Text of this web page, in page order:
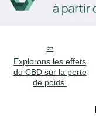
Explorons les effets
du CBD sur la perte
de poids.